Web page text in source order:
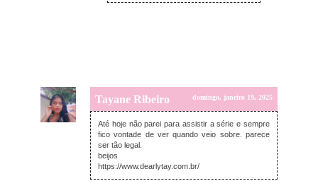
Tayane Ribeiro domingo, janeiro 19, 2025
Até hoje não parei para assistir a série e sempre
fico vontade de ver quando veio sobre. parece
ser tão legal.
beijos
https://www.dearlytay.com.br/